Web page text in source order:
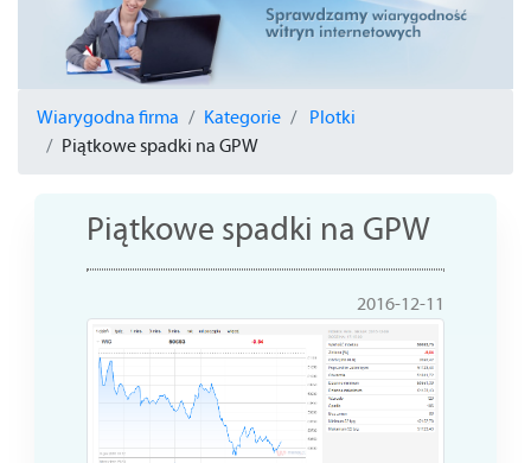
Wiarygodna firma Kategorie
Plotki
Piątkowe spadki na GPW
Piątkowe spadki na GPW
2016-12-11